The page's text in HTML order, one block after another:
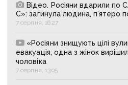
Відео. Росіяни вдарили по
С»: загинула людина, п’ятеро
7 серпня, 16:27
«Росіяни знищують цілі
евакуація, одна з жінок
чоловіка
7 серпня, 13:05